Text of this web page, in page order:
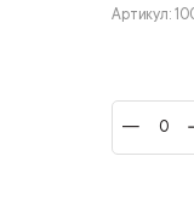
Артикул: